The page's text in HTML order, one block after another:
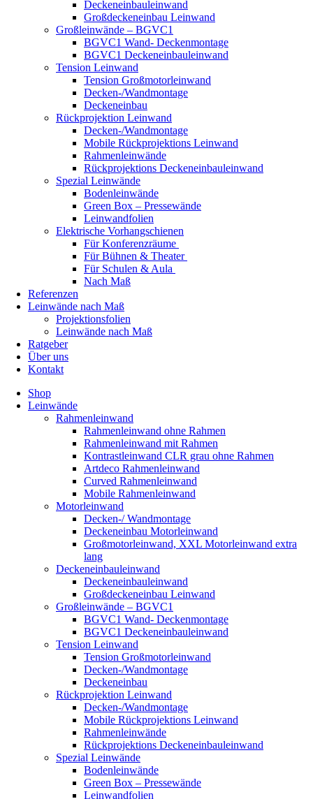
Deckeneinbauleinwand
Großdeckeneinbau Leinwand
Großleinwände – BGVC1
BGVC1 Wand- Deckenmontage
BGVC1 Deckeneinbauleinwand
Tension Leinwand
Tension Großmotorleinwand
Decken-/Wandmontage
Deckeneinbau
Rückprojektion Leinwand
Decken-/Wandmontage
Mobile Rückprojektions Leinwand
Rahmenleinwände
Rückprojektions Deckeneinbauleinwand
Spezial Leinwände
Bodenleinwände
Green Box – Pressewände
Leinwandfolien
Elektrische Vorhangschienen
Für Konferenzräume
Für Bühnen & Theater
Für Schulen & Aula
Nach Maß
Referenzen
Leinwände nach Maß
Projektionsfolien
Leinwände nach Maß
Ratgeber
Über uns
Kontakt
Shop
Leinwände
Rahmenleinwand
Rahmenleinwand ohne Rahmen
Rahmenleinwand mit Rahmen
Kontrastleinwand CLR grau ohne Rahmen
Artdeco Rahmenleinwand
Curved Rahmenleinwand
Mobile Rahmenleinwand
Motorleinwand
Decken-/ Wandmontage
Deckeneinbau Motorleinwand
Großmotorleinwand, XXL Motorleinwand extra
lang
Deckeneinbauleinwand
Deckeneinbauleinwand
Großdeckeneinbau Leinwand
Großleinwände – BGVC1
BGVC1 Wand- Deckenmontage
BGVC1 Deckeneinbauleinwand
Tension Leinwand
Tension Großmotorleinwand
Decken-/Wandmontage
Deckeneinbau
Rückprojektion Leinwand
Decken-/Wandmontage
Mobile Rückprojektions Leinwand
Rahmenleinwände
Rückprojektions Deckeneinbauleinwand
Spezial Leinwände
Bodenleinwände
Green Box – Pressewände
Leinwandfolien